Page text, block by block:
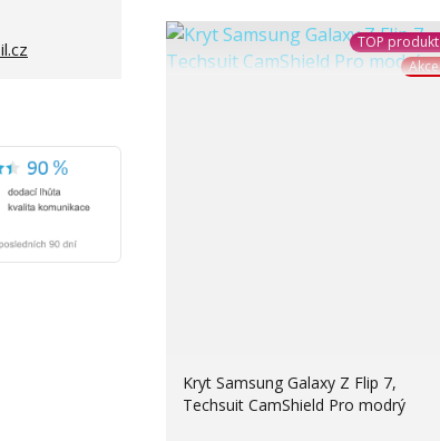
TOP produkt
Akce
Kryt Samsung Galaxy Z Flip 7,
Techsuit CamShield Pro modrý